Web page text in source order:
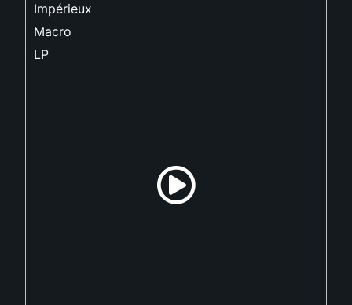
Impérieux
Macro
LP